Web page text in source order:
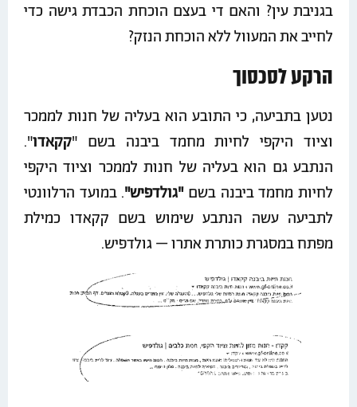
בגניבת עין? והאם די בעצם הוכחת הכבדת גישה כדי
לחייב את המעוול ללא הוכחת הנזק?
הרקע לסכסוך
נטען בתביעה, כי התובע הוא בעליה של חנות לממכר
וציוד היקפי לחיות מחמד ביבנה בשם "קקאדו".
הנתבע גם הוא בעליה של חנות לממכר וציוד היקפי
לחיות מחמד ביבנה בשם"גולדפיש". במועד הרלוונטי
לתביעה עשה הנתבע שימוש בשם קקאדו כמילת
מפתח במסגרת כותרת אתרו – גולדפיש.